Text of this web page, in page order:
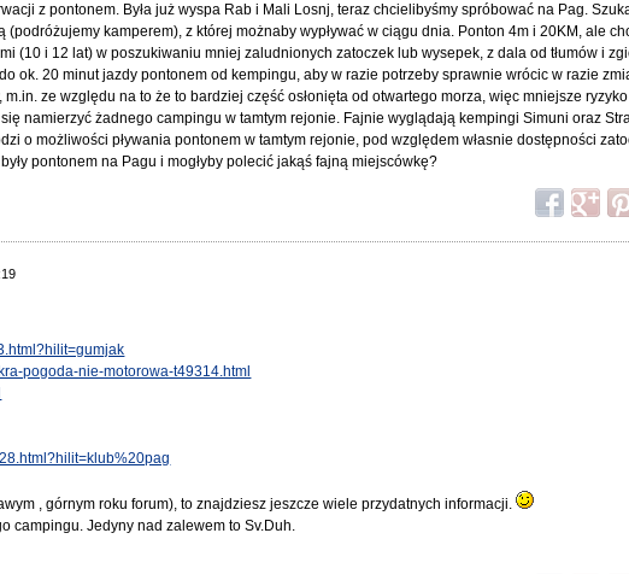
z pontonem. Była już wyspa Rab i Mali Losnj, teraz chcielibyśmy spróbować na Pag.
(podróżujemy kamperem), z której możnaby wypływać w ciągu dnia. Ponton 4m i 20KM, ale
(10 i 12 lat) w poszukiwaniu mniej zaludnionych zatoczek lub wysepek, z dala od tłumów i
ok. 20 minut jazdy pontonem od kempingu, aby w razie potrzeby sprawnie wrócic w razie
ze względu na to że to bardziej część osłonięta od otwartego morza, więc mniejsze
namierzyć żadnego campingu w tamtym rejonie. Fajnie wyglądają kempingi Simuni oraz
o możliwości pływania pontonem w tamtym rejonie, pod względem własnie dostępności
pontonem na Pagu i mogłyby polecić jakąś fajną miejscówkę?
pogoda-nie-motorowa-t49314.html
, górnym roku forum), to znajdziesz jeszcze wiele przydatnych informacji.
campingu. Jedyny nad zalewem to Sv.Duh.